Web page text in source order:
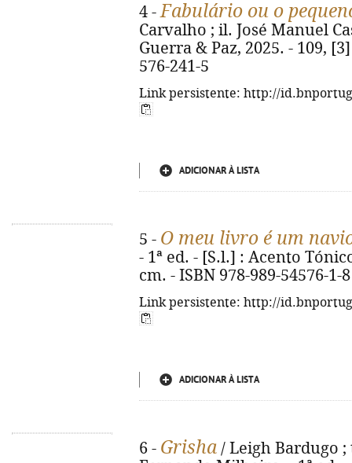
4 -Fabulário ou o
Carvalho ; il. José Manuel
Guerra & Paz, 2025. - 109,
576-241-5
Link persistente: http://
ADICIONAR À LISTA
5 - O meu livro é um
- 1ª ed. - [S.l.] : Acento
cm. - ISBN 978-989-54576-1-8
Link persistente: http://
ADICIONAR À LISTA
6 - Grisha / Leigh Bardugo